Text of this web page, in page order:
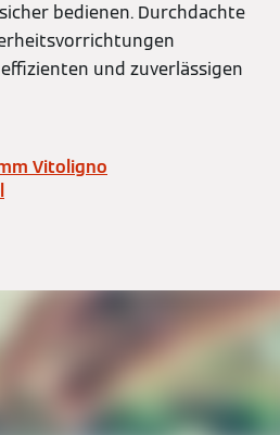
bedienen. Durchdachte
und zuverlässigen
Vitoligno